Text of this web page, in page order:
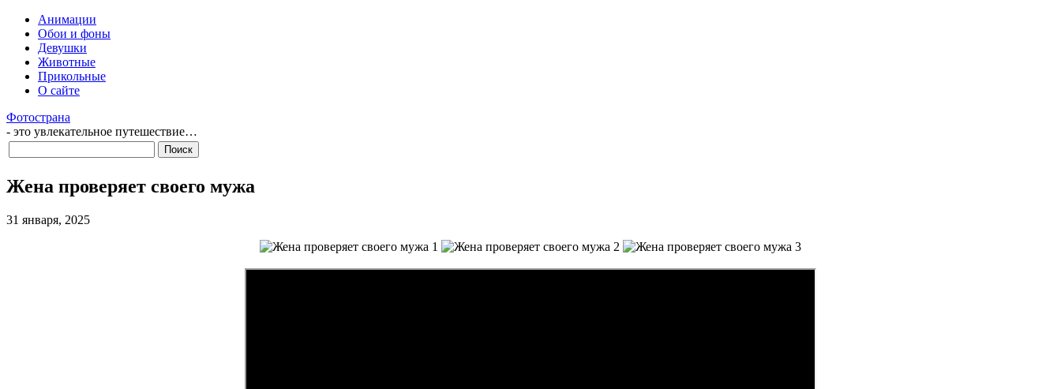
Анимации
Обои и фоны
Девушки
Животные
Прикольные
О сайте
Фотострана
- это увлекательное путешествие…
Жена проверяет своего мужа
31 января, 2025